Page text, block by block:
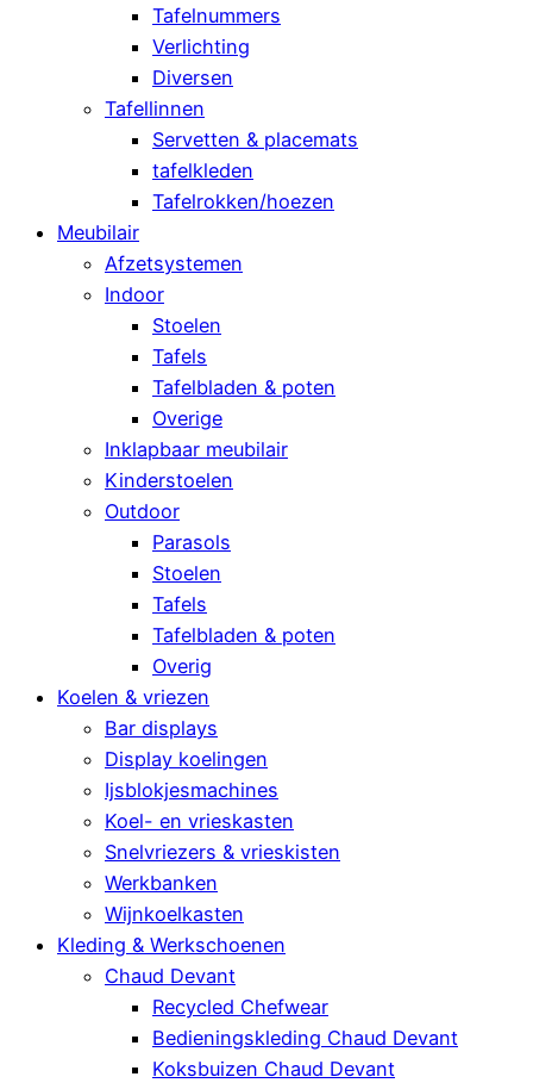
Tafelnummers
Verlichting
Diversen
Tafellinnen
Servetten & placemats
tafelkleden
Tafelrokken/hoezen
Meubilair
Afzetsystemen
Indoor
Stoelen
Tafels
Tafelbladen & poten
Overige
Inklapbaar meubilair
Kinderstoelen
Outdoor
Parasols
Stoelen
Tafels
Tafelbladen & poten
Overig
Koelen & vriezen
Bar displays
Display koelingen
Ijsblokjesmachines
Koel- en vrieskasten
Snelvriezers & vrieskisten
Werkbanken
Wijnkoelkasten
Kleding & Werkschoenen
Chaud Devant
Recycled Chefwear
Bedieningskleding Chaud Devant
Koksbuizen Chaud Devant